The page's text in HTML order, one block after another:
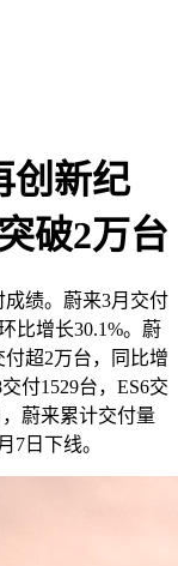
创新纪
破2万台
成绩。蔚来3月交付
比增长30.1%。蔚
超2万台，同比增
付1529台，ES6交
，蔚来累计交付量
7日下线。